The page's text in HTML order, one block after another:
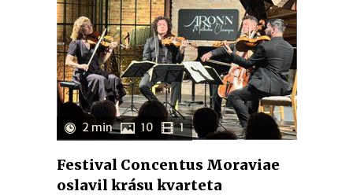
2 min 10 1
Festival Concentus Moraviae
oslavil krásu kvarteta